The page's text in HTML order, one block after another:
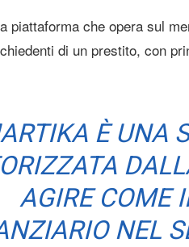
piattaforma che opera sul
di un prestito, con
È UNA
AGIRE COME
NEL